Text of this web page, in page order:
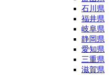
石川県
福井県
岐阜県
静岡県
愛知県
三重県
滋賀県